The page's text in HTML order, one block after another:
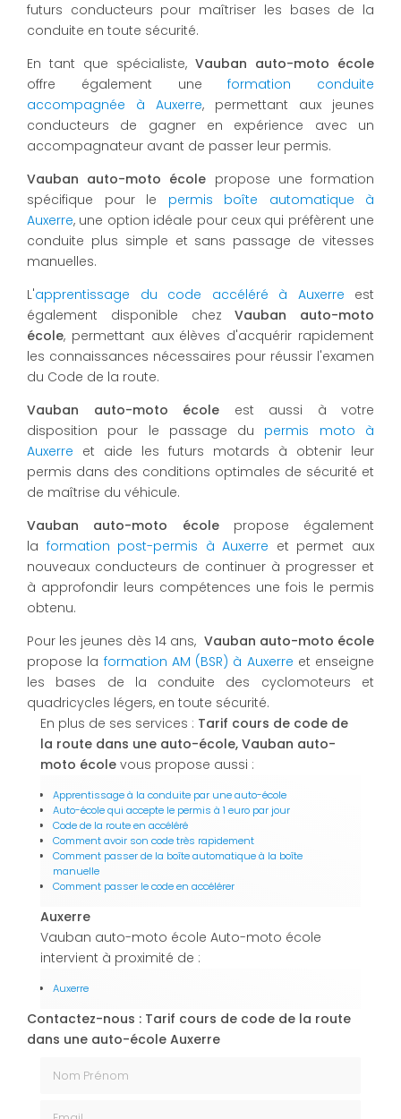
futurs conducteurs pour maîtriser les bases de la
conduite en toute sécurité.
En tant que spécialiste, Vauban auto-moto école
offre également uneformation conduite
accompagnée à Auxerre, permettant aux jeunes
conducteurs de gagner en expérience avec un
accompagnateur avant de passer leur permis.
Vauban auto-moto école propose une formation
spécifique pour le permis boîte automatique à
Auxerre, une option idéale pour ceux qui préfèrent une
conduite plus simple et sans passage de vitesses
manuelles.
L'apprentissage du code accéléré à Auxerre est
également disponible chezVauban auto-moto
école, permettant aux élèves d'acquérir rapidement
les connaissances nécessaires pour réussir l'examen
du Code de la route.
Vauban auto-moto école est aussi à votre
disposition pour le passage du permis moto à
Auxerre et aide les futurs motards à obtenir leur
permis dans des conditions optimales de sécurité et
de maîtrise du véhicule.
Vauban auto-moto école propose également
la formation post-permis à Auxerre et permet aux
nouveaux conducteurs de continuer à progresser et
à approfondir leurs compétences une fois le permis
obtenu.
Pour les jeunes dès 14 ans, Vauban auto-moto école
propose la formation AM (BSR) à Auxerre et enseigne
les bases de la conduite des cyclomoteurs et
quadricycles légers, en toute sécurité.
En plus de ses services : Tarif cours de code de
la route dans une auto-école, Vauban auto-
moto école vous propose aussi :
Apprentissage à la conduite par une auto-école
Auto-école qui accepte le permis à 1 euro par jour
Code de la route en accéléré
Comment avoir son code très rapidement
Comment passer de la boîte automatique à la boîte
manuelle
Comment passer le code en accélérer
Auxerre
Vauban auto-moto école Auto-moto école
intervient à proximité de :
Auxerre
Contactez-nous : Tarif cours de code de la route
dans une auto-école Auxerre
Nom Prénom